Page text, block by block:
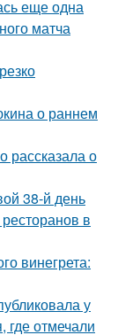
еще одна
матча
о раннем
рассказала о
38-й день
в
винегрета:
у
где отмечали